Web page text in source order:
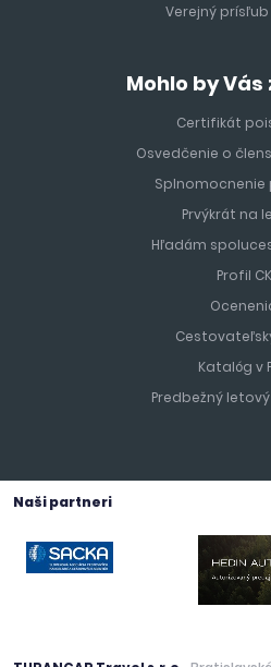
Verejný
Mohlo by
Certifikát
Osvedčenie o
Splnomocnenie
Prvýkrát na
Hľadám
Profil CK
Katalóg v
Predbežný
Naši partneri